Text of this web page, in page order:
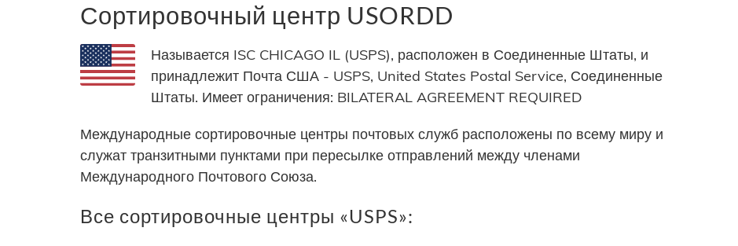
Сортировочный центр USORDD
Называется ISC CHICAGO IL (USPS), расположен в Соединенные Штаты, и
принадлежит Почта США - USPS, United States Postal Service, Соединенные
Штаты. Имеет ограничения: BILATERAL AGREEMENT REQUIRED
Международные сортировочные центры почтовых служб расположены по всему миру и
служат транзитными пунктами при пересылке отправлений между членами
Международного Почтового Союза.
Все сортировочные центры «USPS»: